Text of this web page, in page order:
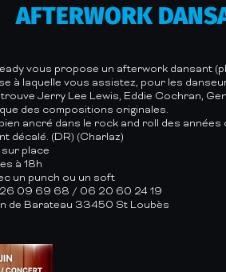
AFTERWORK
vous propose un afterwork dansant
à laquelle vous assistez, pour les
Jerry Lee Lewis, Eddie Cochran,
des compositions originales.
ancré dans le rock and roll des
décalé. (DR) (Charlaz)
place
à 18h
un punch ou un soft
09 69 68 / 06 20 60 24 19
de Barateau 33450 St Loubès